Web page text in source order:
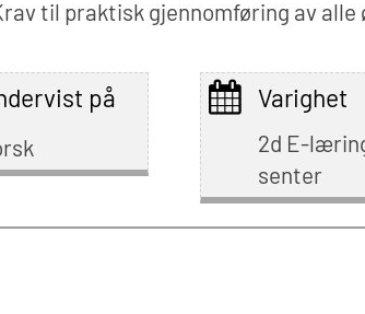
til praktisk gjennomføring av
på Varighet
2d E-
senter